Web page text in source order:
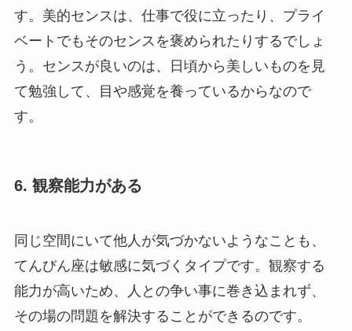
す。美的センスは、仕事で役に立ったり、プライ
ベートでもそのセンスを褒められたりするでしょ
う。センスが良いのは、日頃から美しいものを見
て勉強して、目や感覚を養っているからなので
す。
6. 観察能力がある
同じ空間にいて他人が気づかないようなことも、
てんびん座は敏感に気づくタイプです。観察する
能力が高いため、人との争い事に巻き込まれず、
その場の問題を解決することができるのです。